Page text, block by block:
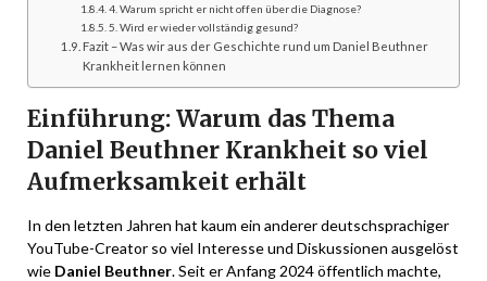
4. Warum spricht er nicht offen über die Diagnose?
5. Wird er wieder vollständig gesund?
Fazit – Was wir aus der Geschichte rund um Daniel Beuthner
Krankheit lernen können
Einführung: Warum das Thema
Daniel Beuthner Krankheit so viel
Aufmerksamkeit erhält
In den letzten Jahren hat kaum ein anderer deutschsprachiger
YouTube-Creator so viel Interesse und Diskussionen ausgelöst
wie Daniel Beuthner. Seit er Anfang 2024 öffentlich machte,